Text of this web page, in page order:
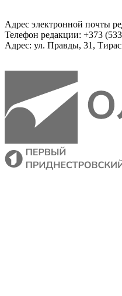
Адрес электронной почты
Телефон редакции: +373
Адрес: ул. Правды, 31,